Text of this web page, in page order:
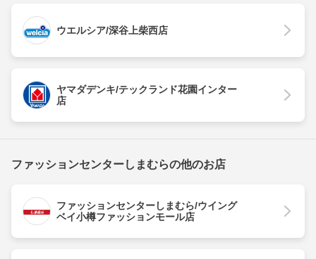
ウエルシア/深谷上柴西店
ヤマダデンキ/テックランド花園インター
店
ファッションセンターしまむらの他のお店
ファッションセンターしまむら/ウイング
ベイ小樽ファッションモール店